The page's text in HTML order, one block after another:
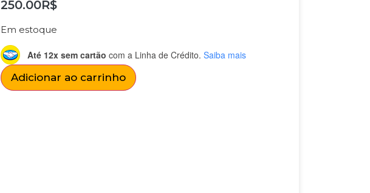
250.00R$
Em estoque
Até 12x sem cartão com a Linha de Crédito. Saiba mais
Adicionar ao carrinho